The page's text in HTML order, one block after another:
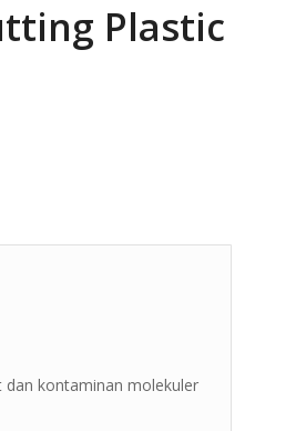
Plastic
dan kontaminan molekuler